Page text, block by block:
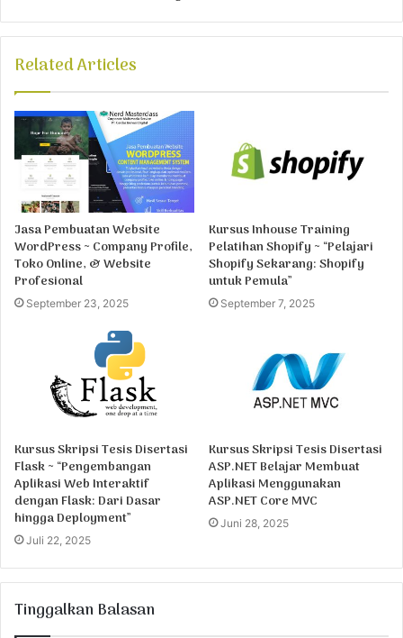
Related Articles
Jasa Pembuatan Website
WordPress ~ Company Profile,
Toko Online, & Website
Profesional
September 23, 2025
Kursus Inhouse Training
Pelatihan Shopify ~ “Pelajari
Shopify Sekarang: Shopify
untuk Pemula”
September 7, 2025
Kursus Skripsi Tesis Disertasi
Flask ~ “Pengembangan
Aplikasi Web Interaktif
dengan Flask: Dari Dasar
hingga Deployment”
Juli 22, 2025
Kursus Skripsi Tesis Disertasi
ASP.NET Belajar Membuat
Aplikasi Menggunakan
ASP.NET Core MVC
Juni 28, 2025
Tinggalkan Balasan